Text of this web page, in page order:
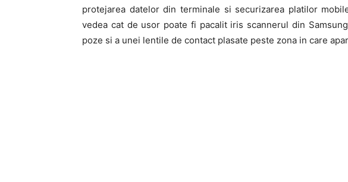
protejarea datelor din terminale si securizarea platilor
vedea cat de usor poate fi pacalit iris scannerul din
poze si a unei lentile de contact plasate peste zona in care